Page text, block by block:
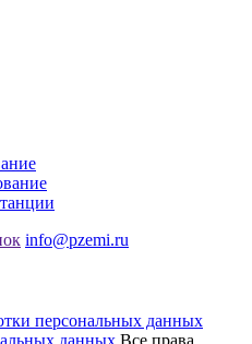
info@pzemi.ru
персональных данных